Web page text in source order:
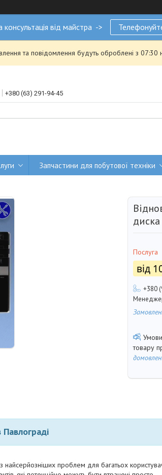
від майстра ->
та повідомлення будуть оброблені з
+380 (63) 291-94-45
Запчастини для побутової техніки
Послуга
від
+380
товару
Павлограді
найсерйозніших проблем для багатьох